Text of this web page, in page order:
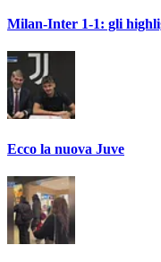
Milan-Inter 1-1: gli
Ecco la nuova Juve